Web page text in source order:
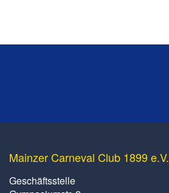
Mainzer Carneval Club 1899 e.V.
Geschäftsstelle